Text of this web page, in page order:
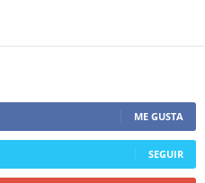
ME GUSTA
SEGUIR